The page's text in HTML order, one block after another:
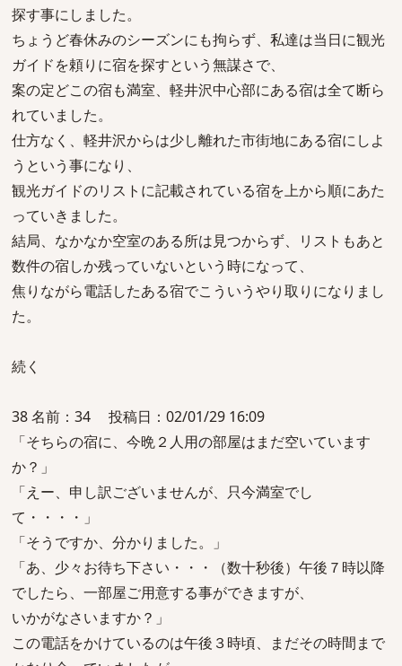
探す事にしました。
ちょうど春休みのシーズンにも拘らず、私達は当日に観光
ガイドを頼りに宿を探すという無謀さで、
案の定どこの宿も満室、軽井沢中心部にある宿は全て断ら
れていました。
仕方なく、軽井沢からは少し離れた市街地にある宿にしよ
うという事になり、
観光ガイドのリストに記載されている宿を上から順にあた
っていきました。
結局、なかなか空室のある所は見つからず、リストもあと
数件の宿しか残っていないという時になって、
焦りながら電話したある宿でこういうやり取りになりまし
た。
続く
38 名前：34 投稿日：02/01/29 16:09
「そちらの宿に、今晩２人用の部屋はまだ空いています
か？」
「えー、申し訳ございませんが、只今満室でし
て・・・・」
「そうですか、分かりました。」
「あ、少々お待ち下さい・・・（数十秒後）午後７時以降
でしたら、一部屋ご用意する事ができますが、
いかがなさいますか？」
この電話をかけているのは午後３時頃、まだその時間まで